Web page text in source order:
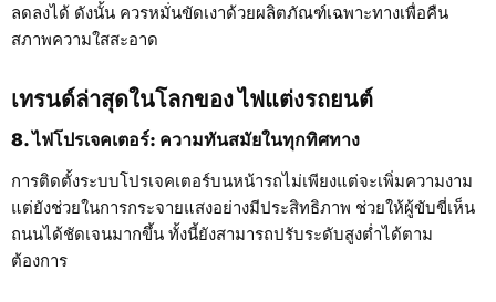
ลดลงได้ ดังนั้น ควรหมั่นขัดเงาด้วยผลิตภัณฑ์เฉพาะทางเพื่อคืน
สภาพความใสสะอาด
เทรนด์ล่าสุดในโลกของ ไฟแต่งรถยนต์
8. ไฟโปรเจคเตอร์: ความทันสมัยในทุกทิศทาง
การติดตั้งระบบโปรเจคเตอร์บนหน้ารถไม่เพียงแต่จะเพิ่มความงาม
แต่ยังช่วยในการกระจายแสงอย่างมีประสิทธิภาพ ช่วยให้ผู้ขับขี่เห็น
ถนนได้ชัดเจนมากขึ้น ทั้งนี้ยังสามารถปรับระดับสูงต่ำได้ตาม
ต้องการ